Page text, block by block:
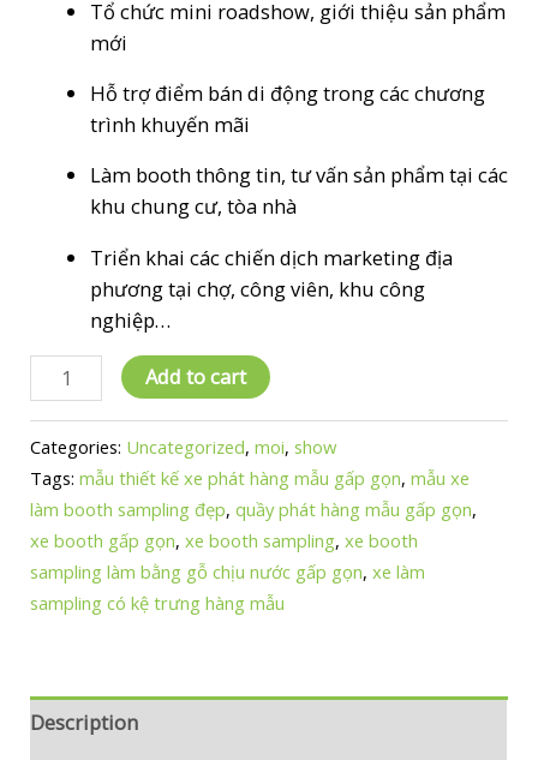
Tổ chức mini roadshow, giới thiệu sản phẩm
mới
Hỗ trợ điểm bán di động trong các chương
trình khuyến mãi
Làm booth thông tin, tư vấn sản phẩm tại các
khu chung cư, tòa nhà
Triển khai các chiến dịch marketing địa
phương tại chợ, công viên, khu công
nghiệp…
booth
phát
hàng
mẫu
quantity
Add to cart
Categories: Uncategorized,moi, show
Tags:mẫu thiết kế xe phát hàng mẫu gấp gọn,mẫu xe
làm booth sampling đẹp,quầy phát hàng mẫu gấp gọn,
xe booth gấp gọn,xe booth sampling,xe booth
sampling làm bằng gỗ chịu nước gấp gọn,xe làm
sampling có kệ trưng hàng mẫu
Description